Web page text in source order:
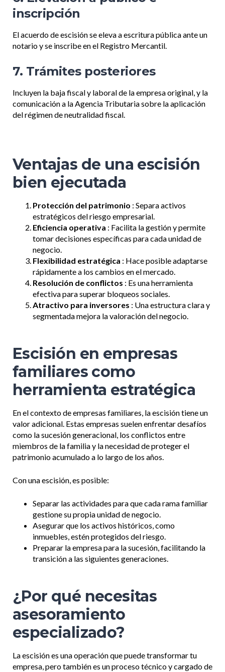
inscripción
El acuerdo de escisión se eleva a escritura pública ante un
notario y se inscribe en el Registro Mercantil.
7. Trámites posteriores
Incluyen la baja fiscal y laboral de la empresa original, y la
comunicación a la Agencia Tributaria sobre la aplicación
del régimen de neutralidad fiscal.
Ventajas de una escisión
bien ejecutada
Protección del patrimonio : Separa activos
estratégicos del riesgo empresarial.
Eficiencia operativa : Facilita la gestión y permite
tomar decisiones específicas para cada unidad de
negocio.
Flexibilidad estratégica : Hace posible adaptarse
rápidamente a los cambios en el mercado.
Resolución de conflictos : Es una herramienta
efectiva para superar bloqueos sociales.
Atractivo para inversores : Una estructura clara y
segmentada mejora la valoración del negocio.
Escisión en empresas
familiares como
herramienta estratégica
En el contexto de empresas familiares, la escisión tiene un
valor adicional. Estas empresas suelen enfrentar desafíos
como la sucesión generacional, los conflictos entre
miembros de la familia y la necesidad de proteger el
patrimonio acumulado a lo largo de los años.
Con una escisión, es posible:
Separar las actividades para que cada rama familiar
gestione su propia unidad de negocio.
Asegurar que los activos históricos, como
inmuebles, estén protegidos del riesgo.
Preparar la empresa para la sucesión, facilitando la
transición a las siguientes generaciones.
¿Por qué necesitas
asesoramiento
especializado?
La escisión es una operación que puede transformar tu
empresa, pero también es un proceso técnico y cargado de